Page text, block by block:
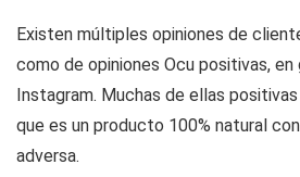
Existen múltiples opiniones de
como de opiniones Ocu positivas,
Instagram. Muchas de ellas
que es un producto 100% natural
adversa.